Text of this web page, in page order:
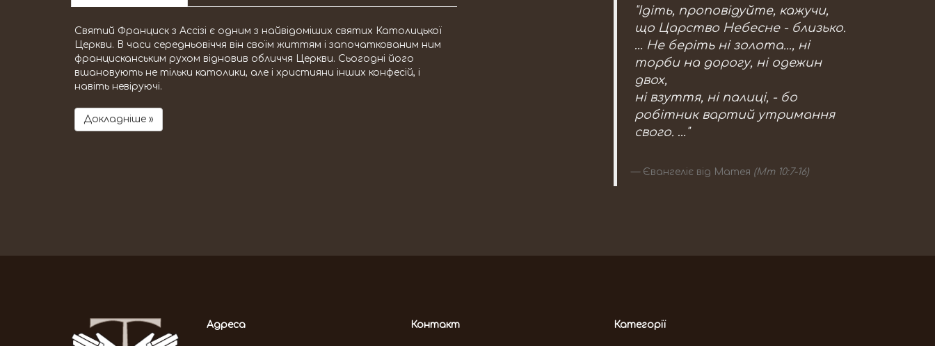
Святий Франциск з Ассізі є одним з найвідоміших святих Католицької
Церкви. В часи середньовіччя він своїм життям і започаткованим ним
францисканським рухом відновив обличчя Церкви. Сьогодні його
вшановують не тільки католики, але і християни інших конфесій, і
навіть невіруючі.
Докладніше »
"Ідіть, проповідуйте, кажучи,
що Царство Небесне - близько.
… Не беріть ні золота..., ні
торби на дорогу, ні одежин
двох,
ні взуття, ні палиці, - бо
робітник вартий утримання
свого. …"
Євангеліє від Матея (Мт 10:7-16)
Адреса Контакт Категорії